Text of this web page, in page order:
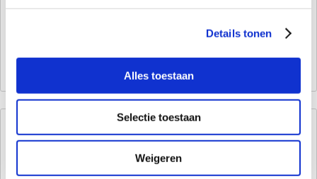
Details tonen
Alles toestaan
Selectie toestaan
Weigeren
Lxbxh 81x46x17,5 cm, 1 kraangat, 1 wasbak
Lxbxh 121x46x17,5 cm, 2 kraangaten, 2 wasbakken